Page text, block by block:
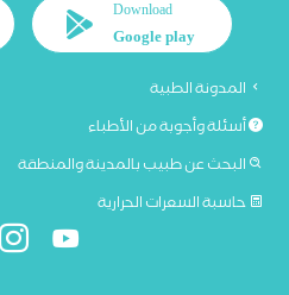
Download
Google play
المدونة الطبية
أسئلة وأجوبة من الأطباء
البحث عن طبيب بالمدينة والمنطقة
حاسبة السعرات الحرارية